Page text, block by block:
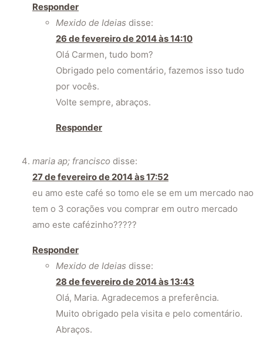
Responder
Mexido de Ideias disse:
26 de fevereiro de 2014 às 14:10
Olá Carmen, tudo bom?
Obrigado pelo comentário, fazemos isso tudo
por vocês.
Volte sempre, abraços.
Responder
maria ap; francisco disse:
27 de fevereiro de 2014 às 17:52
eu amo este café so tomo ele se em um mercado nao
tem o 3 corações vou comprar em outro mercado
amo este cafézinho?????
Responder
Mexido de Ideias disse:
28 de fevereiro de 2014 às 13:43
Olá, Maria. Agradecemos a preferência.
Muito obrigado pela visita e pelo comentário.
Abraços.